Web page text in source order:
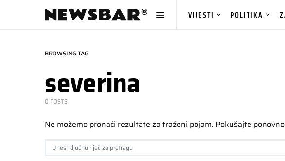
VIJESTI POLITIKA
BROWSING TAG
severina
0 POSTS
Ne možemo pronaći rezultate za traženi pojam. Pokušajte ponovno
SEARCH FOR: